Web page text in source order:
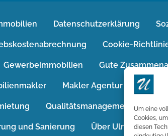
Um eine
Cookies,
diesen
Datenschutzerklärung
Cookie-
Gewerbeimmobilien Gute
Makler Agentur
Qualitätsmanagement
und Sanierung Über Ulrichs